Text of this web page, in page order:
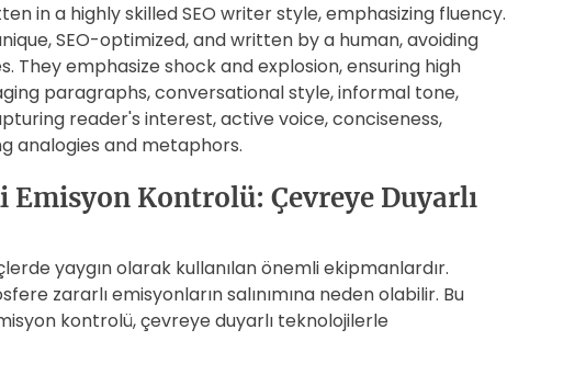
in a highly skilled SEO writer style, emphasizing fluency.
SEO-optimized, and written by a human, avoiding
emphasize shock and explosion, ensuring high
paragraphs, conversational style, informal tone,
reader's interest, active voice, conciseness,
analogies and metaphors.
Emisyon Kontrolü: Çevreye Duyarlı
yaygın olarak kullanılan önemli ekipmanlardır.
zararlı emisyonların salınımına neden olabilir. Bu
kontrolü, çevreye duyarlı teknolojilerle